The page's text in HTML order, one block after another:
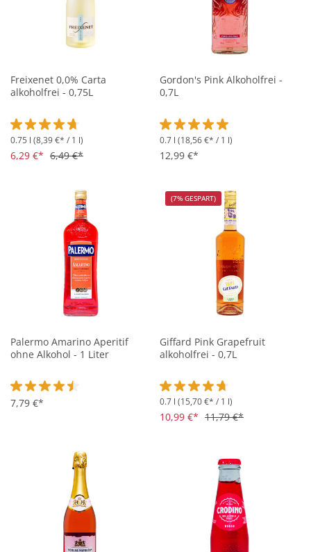
Freixenet 0,0% Carta
alkoholfrei - 0,75L
Durchschnittliche Bewertung von 4.6 von 5 Sternen
0.75 l (8,39 €* / 1 l)
6,29 €* 6,49 €*
Gordon's Pink Alkoholfrei -
0,7L
Durchschnittliche Bewertung
0.7 l (18,56 €* / 1 l)
12,99 €*
Palermo Amarino Aperitif
ohne Alkohol - 1 Liter
Durchschnittliche Bewertung von 4.6 von 5 Sternen
7,79 €*
(7% GESPART)
Giffard Pink Grapefruit
alkoholfrei - 0,7L
Durchschnittliche Bewertung
0.7 l (15,70 €* / 1 l)
10,99 €* 11,79 €*